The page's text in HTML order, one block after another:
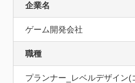
企業名
ゲーム開発会社
職種
プランナー_レベルデザイン(